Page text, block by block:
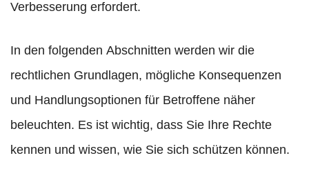
Verbesserung erfordert.
In den folgenden Abschnitten werden wir die
rechtlichen Grundlagen, mögliche Konsequenzen
und Handlungsoptionen für Betroffene näher
beleuchten. Es ist wichtig, dass Sie Ihre Rechte
kennen und wissen, wie Sie sich schützen können.